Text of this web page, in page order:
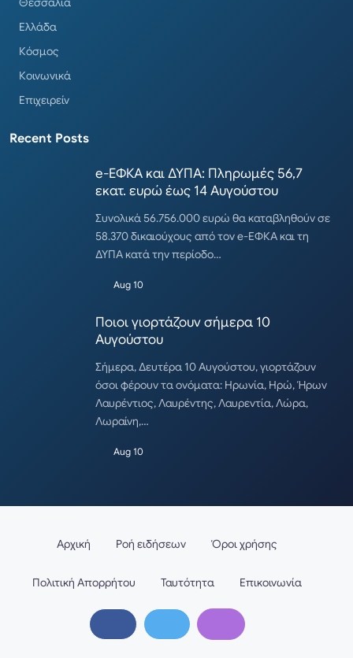
Ελλάδα
Κόσμος
Κοινωνικά
Επιχειρείν
Recent Posts
e-ΕΦΚΑ και ΔΥΠΑ: Πληρωμές 56,7
εκατ. ευρώ έως 14 Αυγούστου
Συνολικά 56.756.000 ευρώ θα καταβληθούν σε
58.370 δικαιούχους από τον e-ΕΦΚΑ και τη
ΔΥΠΑ κατά την περίοδο…
Aug 10
Ποιοι γιορτάζουν σήμερα 10
Αυγούστου
Σήμερα, Δευτέρα 10 Αυγούστου, γιορτάζουν
όσοι φέρουν τα ονόματα: Ηρωνία, Ηρώ, Ήρων
Λαυρέντιος, Λαυρέντης, Λαυρεντία, Λώρα,
Λωραίνη,…
Aug 10
Αρχική Ροή ειδήσεων Όροι χρήσης
Πολιτική Απορρήτου Ταυτότητα Επικοινωνία